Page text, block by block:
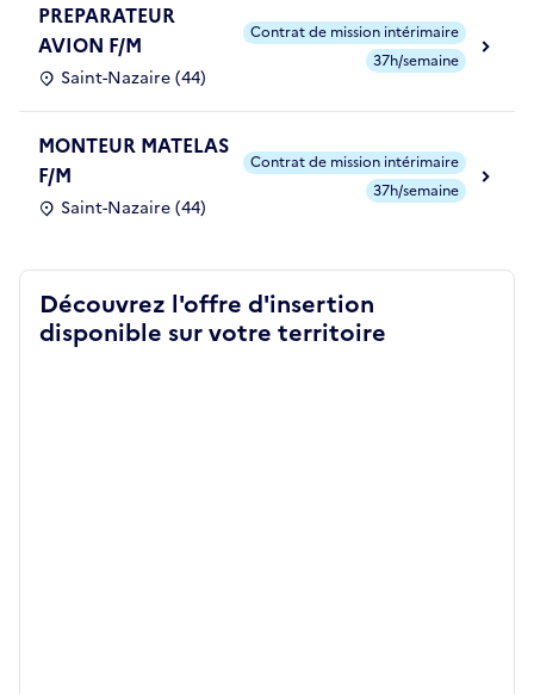
PREPARATEUR
AVION F/M
Saint-Nazaire (44)
Contrat de mission intérimaire
37h/semaine
MONTEUR MATELAS
F/M
Saint-Nazaire (44)
Contrat de mission intérimaire
37h/semaine
Découvrez l'offre d'insertion
disponible sur votre territoire